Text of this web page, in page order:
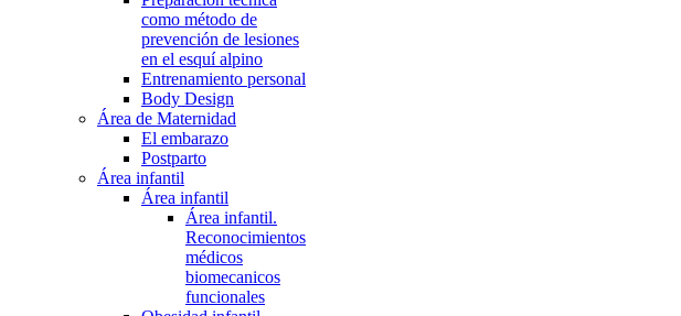
como método de
prevención de lesiones
en el esquí alpino
Entrenamiento personal
Body Design
Área de Maternidad
El embarazo
Postparto
Área infantil
Área infantil
Área infantil.
Reconocimientos
médicos
biomecanicos
funcionales